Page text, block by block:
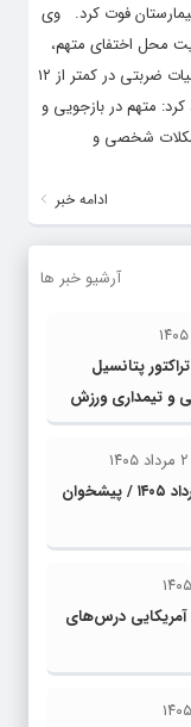
فوت کرد. وی
محل اختفای متهم،
شناسایی و پس از هماهنگی قضایی، طی یک عملیات ضربتی در کمتر از ۱۲
متهم در بازجویی و
شخصی و
ادامه خبر
آرشیو خبر ها
پتانسیل
و تیمداری ورزش
۲ مرداد ۱۴۰۵
روزنامه های شنبه ۳ مرداد ۱۴۰۵ / پیشخوان
درس‌های